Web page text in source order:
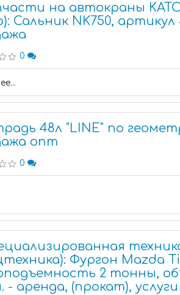
на автокраны
Сальник NK750, артикул
0
48л "LINE" по
опт
0
Фургон Mazda
2 тонны,
- аренда, (прокат), услуги